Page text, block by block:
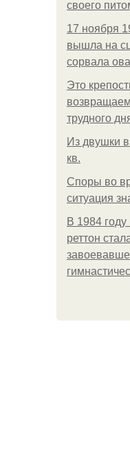
своего
17 ноября
вышла на
сорвала
Это
трудного
Из двушки
кв.
Споры во
ситуация
В 1984
реттон